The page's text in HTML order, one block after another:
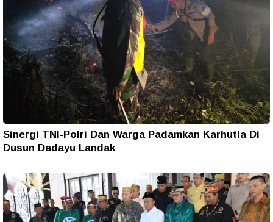
Sinergi TNI-Polri Dan Warga Padamkan Karhutla Di
Dusun Dadayu Landak